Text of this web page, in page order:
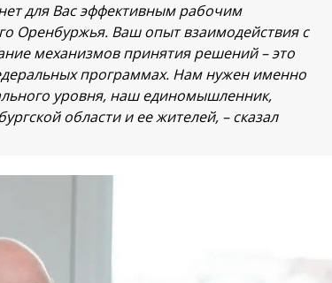
для Вас эффективным рабочим
Оренбуржья. Ваш опыт взаимодействия с
механизмов принятия решений – это
программах. Нам нужен именно
уровня, наш единомышленник,
области и ее жителей, – сказал